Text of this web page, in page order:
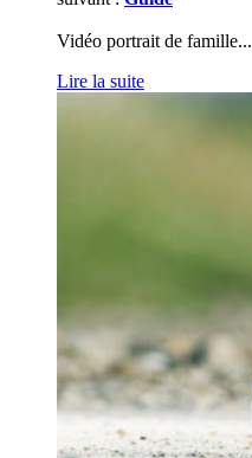
Vidéo portrait de famille...
Lire la suite